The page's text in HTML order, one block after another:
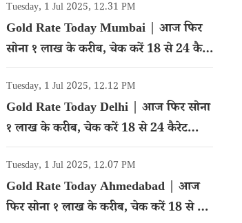
Tuesday, 1 Jul 2025, 12.31 PM
Gold Rate Today Mumbai | आज फिर
सोना १ लाख के करीब, चेक करें 18 से 24 कैरेट
गोल्ड का रेट
Tuesday, 1 Jul 2025, 12.12 PM
Gold Rate Today Delhi | आज फिर सोना
१ लाख के करीब, चेक करें 18 से 24 कैरेट
गोल्ड का रेट
Tuesday, 1 Jul 2025, 12.07 PM
Gold Rate Today Ahmedabad | आज
फिर सोना १ लाख के करीब, चेक करें 18 से 24